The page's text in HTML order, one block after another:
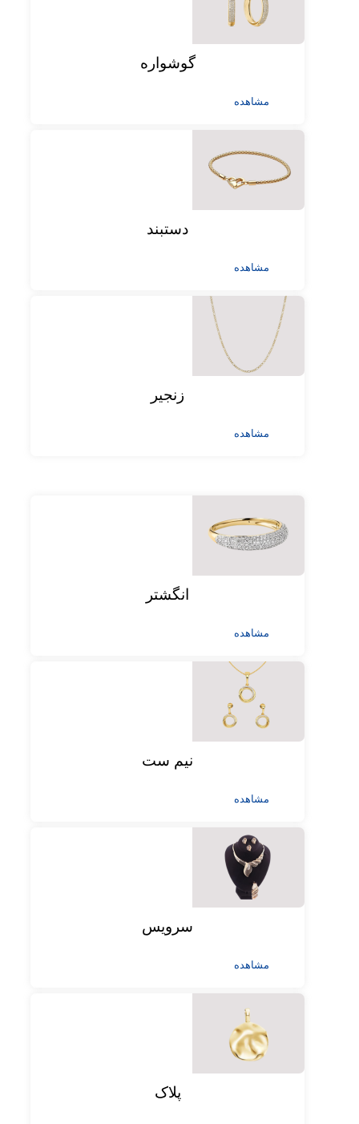
گوشواره
مشاهده
دستبند
مشاهده
زنجیر
مشاهده
انگشتر
مشاهده
نیم ست
مشاهده
سرویس
مشاهده
پلاک